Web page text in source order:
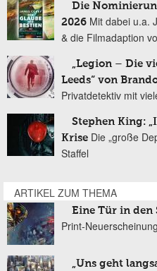
Die
2026 Mit dabei u.a.
& die Filmadaption
„Legion – Die
Leeds“ von
Privatdetektiv mit
Stephen King:
Krise Die „große
Staffel
ARTIKEL ZUM THEMA
Eine Tür in den
Print-
„Uns geht